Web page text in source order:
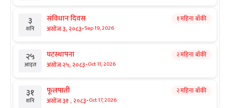
३
शनि
संविधान दिवस
असोज ३, २०८३-Sep 19, 2026
१ महिना बाँकी
२५
आइत
घटस्थापना
असोज २५, २०८३-Oct 11, 2026
२ महिना बाँकी
३१
शनि
फूलपाती
असोज ३१ , २०८३-Oct 17, 2026
२ महिना बाँकी